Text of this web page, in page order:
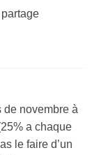
de novembre à
a chaque
le faire d’un